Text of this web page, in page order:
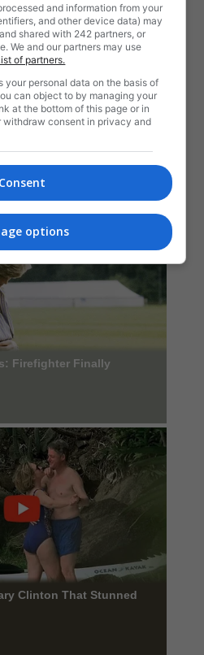
and information from your
and other device data) may
shared with 242 partners, or
We and our partners may use
of partners.
your personal data on the basis of
can object to by managing your
at the bottom of this page or in
withdraw consent in privacy and
Consent
options